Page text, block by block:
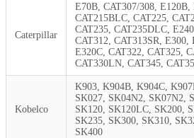
Caterpillar
E70B, CAT307/308, E120B,
CAT215BLC, CAT225,
CAT235, CAT235DLC,
CAT312, CAT313SR, E300,
E320C, CAT322, CAT325,
CAT330LN, CAT345,
Kobelco
K903, K904B, K904C,
SK027, SK04N2, SK07N2,
SK120, SK120LC, SK200,
SK235, SK300, SK310,
SK400